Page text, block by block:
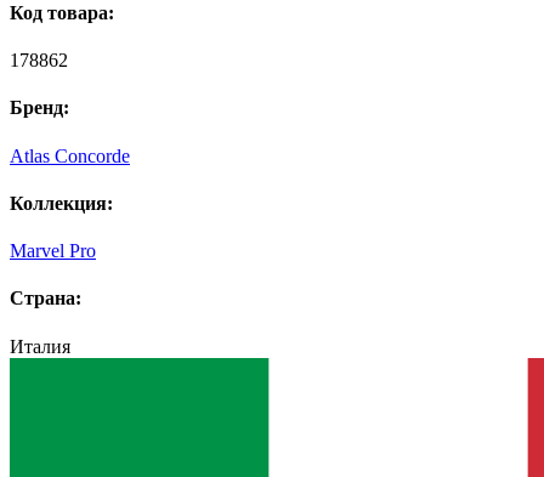
Код товара:
178862
Бренд:
Atlas Concorde
Коллекция:
Marvel Pro
Страна:
Италия